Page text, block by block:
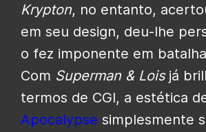
Krypton, no entanto,
em seu design, deu-lhe
o fez imponente em
Com Superman & Loisjá
termos de CGI, a estética
Apocalypse simplesmente